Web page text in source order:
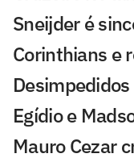
Sneijder é
Corinthians e
Egídio e
Mauro Cezar